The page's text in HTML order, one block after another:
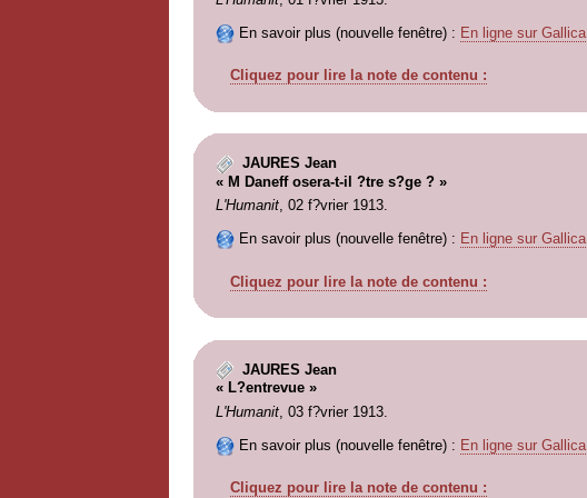
En savoir plus (nouvelle fenêtre) : En ligne sur Gallica
Cliquez pour lire la note de contenu :
JAURES Jean
« M Daneff osera-t-il ?tre s?ge ? »
L'Humanit, 02 f?vrier 1913.
En savoir plus (nouvelle fenêtre) : En ligne sur Gallica
Cliquez pour lire la note de contenu :
JAURES Jean
« L?entrevue »
L'Humanit, 03 f?vrier 1913.
En savoir plus (nouvelle fenêtre) : En ligne sur Gallica
Cliquez pour lire la note de contenu :